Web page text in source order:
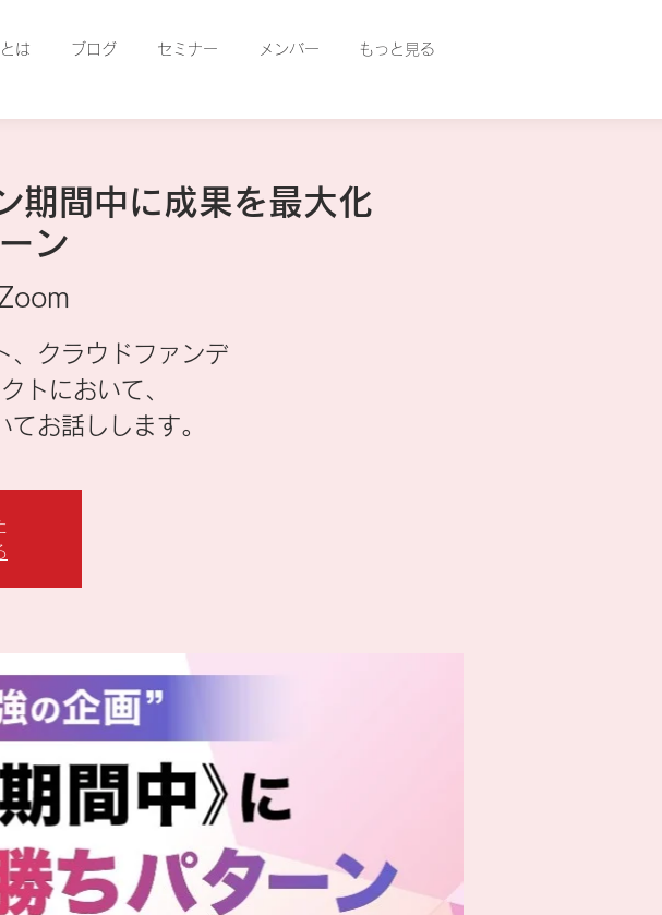
は ブログ セミナー メンバー もっと見る
間中に成果を最大化
ン
Zoom
、クラウドファンデ
トにおいて、
お話しします。